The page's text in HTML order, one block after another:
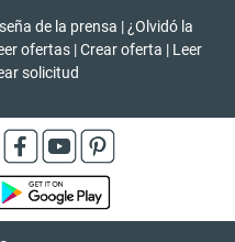
de la prensa | ¿Olvidó la
ofertas | Crear oferta | Leer
solicitud